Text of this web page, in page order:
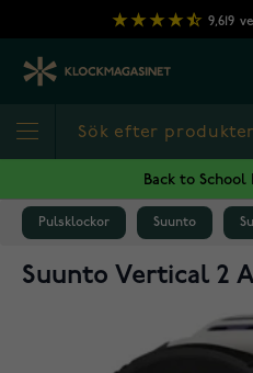
Hoppa till innehållet
9,619
Back to
Pulsklockor Suunto
Suunto Vertical 2